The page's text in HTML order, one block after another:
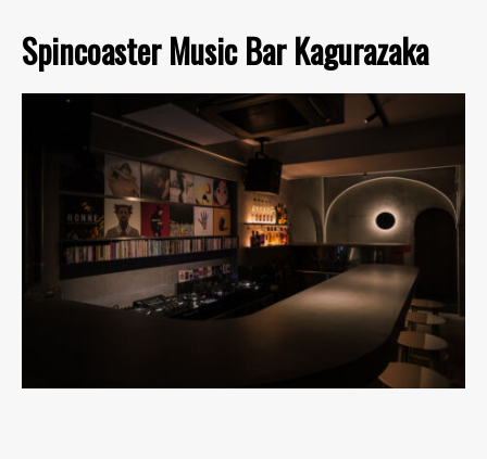
Spincoaster Music Bar Kagurazaka